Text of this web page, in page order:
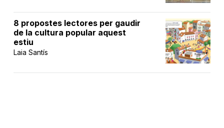
8 propostes lectores per gaudir
de la cultura popular aquest
estiu
Laia Santís